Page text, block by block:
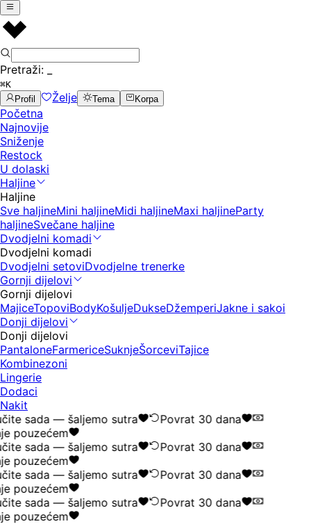
Pretraži:
⌘K
Profil
Želje Tema Korpa
Početna
Najnovije
Sniženje
Restock
U dolaski
Haljine
Haljine
Sve haljineMini haljineMidi haljineMaxi haljineParty
haljineSvečane haljine
Dvodjelni komadi
Dvodjelni komadi
Dvodjelni setoviDvodjelne trenerke
Gornji dijelovi
Gornji dijelovi
MajiceTopoviBodyKošuljeDukseDžemperiJakne i sakoi
Donji dijelovi
Donji dijelovi
PantaloneFarmericeSuknjeŠorceviTajice
Kombinezoni
Lingerie
Dodaci
Nakit
sada — šaljemo sutra
Povrat 30 dana
pouzećem
sada — šaljemo sutra
Povrat 30 dana
pouzećem
sada — šaljemo sutra
Povrat 30 dana
pouzećem
sada — šaljemo sutra
Povrat 30 dana
pouzećem